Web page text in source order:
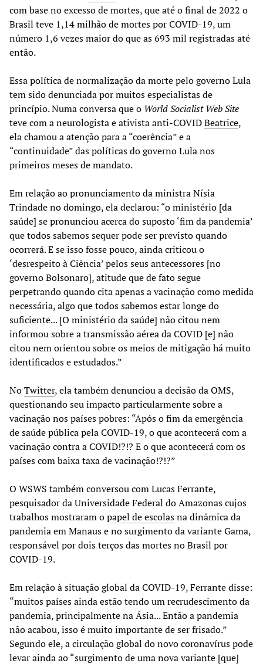
com base no excesso de mortes, que até o final de 2022 o
Brasil teve 1,14 milhão de mortes por COVID-19, um
número 1,6 vezes maior do que as 693 mil registradas até
então.
Essa política de normalização da morte pelo governo Lula
tem sido denunciada por muitos especialistas de
princípio. Numa conversa que o World Socialist Web Site
teve com a neurologista e ativista anti-COVIDBeatrice,
ela chamou a atenção para a “coerência” e a
“continuidade” das políticas do governo Lula nos
primeiros meses de mandato.
Em relação ao pronunciamento da ministra Nísia
Trindade no domingo, ela declarou: “o ministério [da
saúde] se pronunciou acerca do suposto ‘fim da pandemia’
que todos sabemos sequer pode ser previsto quando
ocorrerá. E se isso fosse pouco, ainda criticou o
‘desrespeito à Ciência’ pelos seus antecessores [no
governo Bolsonaro], atitude que de fato segue
perpetrando quando cita apenas a vacinação como medida
necessária, algo que todos sabemos estar longe do
suficiente... [O ministério da saúde] não citou nem
informou sobre a transmissão aérea da COVID [e] não
citou nem orientou sobre os meios de mitigação há muito
identificados e estudados.”
NoTwitter, ela também denunciou a decisão da OMS,
questionando seu impacto particularmente sobre a
vacinação nos países pobres: “Após o fim da emergência
de saúde pública pela COVID-19, o que acontecerá com a
vacinação contra a COVID!?!? E o que acontecerá com os
países com baixa taxa de vacinação!?!?”
O WSWS também conversou com Lucas Ferrante,
pesquisador da Universidade Federal do Amazonas cujos
trabalhos mostraram opapel de escolasna dinâmica da
pandemia em Manaus e no surgimento da variante Gama,
responsável por dois terços das mortes no Brasil por
COVID-19.
Em relação à situação global da COVID-19, Ferrante disse:
“muitos países ainda estão tendo um recrudescimento da
pandemia, principalmente na Ásia... Então a pandemia
não acabou, isso é muito importante de ser frisado.”
Segundo ele, a circulação global do novo coronavírus pode
levar ainda ao “surgimento de uma nova variante [que]